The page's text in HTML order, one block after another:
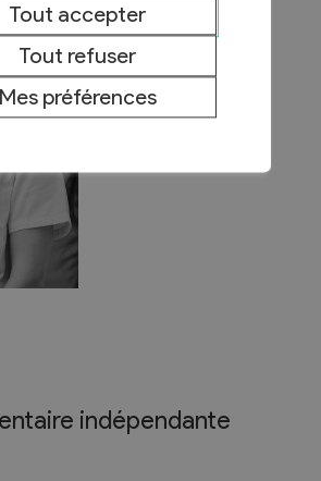
indépendante
Tout accepter
Tout refuser
Mes préférences